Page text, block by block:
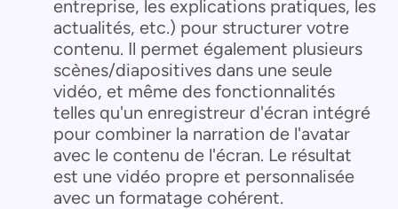
entreprise, les explications pratiques, les
actualités, etc.) pour structurer votre
contenu. Il permet également plusieurs
scènes/diapositives dans une seule
vidéo, et même des fonctionnalités
telles qu'un enregistreur d'écran intégré
pour combiner la narration de l'avatar
avec le contenu de l'écran. Le résultat
est une vidéo propre et personnalisée
avec un formatage cohérent.